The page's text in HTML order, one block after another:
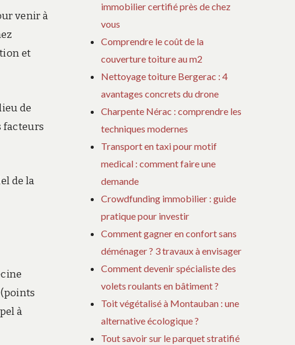
venir à
et
de
facteurs
de la
à
immobilier certifié près de chez
vous
Comprendre le coût de la
couverture toiture au m2
Nettoyage toiture Bergerac : 4
avantages concrets du drone
Charpente Nérac : comprendre les
techniques modernes
Transport en taxi pour motif
medical : comment faire une
demande
Crowdfunding immobilier : guide
pratique pour investir
Comment gagner en confort sans
déménager ? 3 travaux à envisager
Comment devenir spécialiste des
volets roulants en bâtiment ?
Toit végétalisé à Montauban : une
alternative écologique ?
Tout savoir sur le parquet stratifié